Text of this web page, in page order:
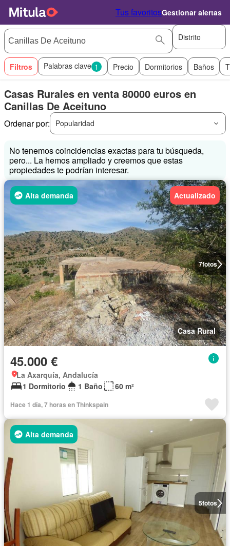
Tus favoritosGestionar alertas
Distrito
Filtros Palabras clave 1 Precio Dormitorios Baños
Casas Rurales en venta 80000 euros en
Canillas De Aceituno
Ordenar por: Popularidad
No tenemos coincidencias exactas para tu búsqueda,
pero... La hemos ampliado y creemos que estas
propiedades te podrían interesar.
7fotos
Alta demanda Actualizado
Casa Rural
45.000 €
La Axarquía, Andalucía
1 Dormitorio
1 Baño 60 m²
Hace 1 día, 7 horas en Thinkspain
5fotos
Alta demanda